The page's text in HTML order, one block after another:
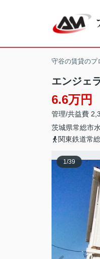
守谷の賃貸のプ
エンジェ
6.6万円
管理/共益費
茨城県常総市
関東鉄道常
1/39